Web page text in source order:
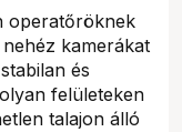
operatőröknek
kamerákat
és
felületeken
talajon álló